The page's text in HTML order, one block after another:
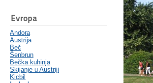
Evropa
Andora
Austrija
Beč
Šenbrun
Bečka kuhinja
Skijanje u Austriji
Kicbil